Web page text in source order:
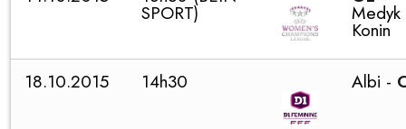
SPORT) Medyk
Konin
18.10.2015 14h30 Albi -